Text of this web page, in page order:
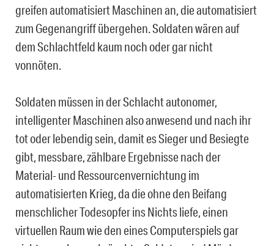
greifen automatisiert Maschinen an, die automatisiert
zum Gegenangriff übergehen. Soldaten wären auf
dem Schlachtfeld kaum noch oder gar nicht
vonnöten.
Soldaten müssen in der Schlacht autonomer,
intelligenter Maschinen also anwesend und nach ihr
tot oder lebendig sein, damit es Sieger und Besiegte
gibt, messbare, zählbare Ergebnisse nach der
Material- und Ressourcenvernichtung im
automatisierten Krieg, da die ohne den Beifang
menschlicher Todesopfer ins Nichts liefe, einen
virtuellen Raum wie den eines Computerspiels gar